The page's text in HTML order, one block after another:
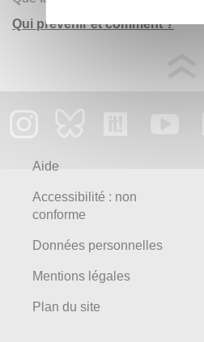
Qui prévenir et comment ?
Aide
Accessibilité : non
conforme
Données personnelles
Mentions légales
Plan du site